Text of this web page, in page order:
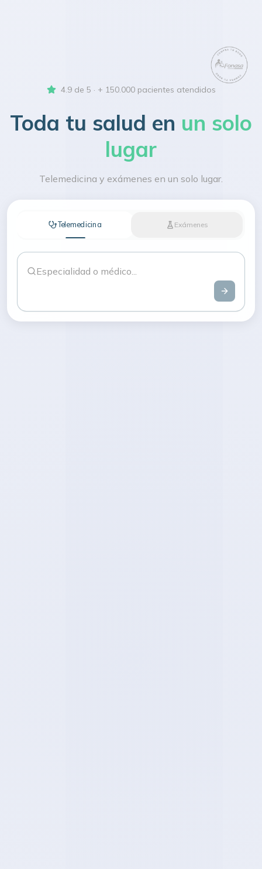
4.9 de 5 · + 150.000 pacientes atendidos
Toda tu salud en un solo
lugar
Telemedicina y exámenes en un solo lugar.
Telemedicina Exámenes